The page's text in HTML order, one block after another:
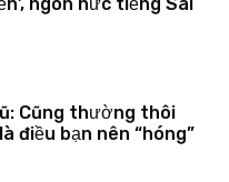
ngon nức tiếng Sài
Cũng thường thôi
điều bạn nên “hóng”